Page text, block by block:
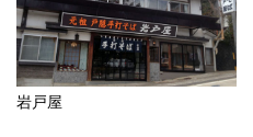
岩戸屋